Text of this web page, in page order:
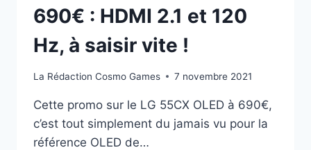
690€ : HDMI 2.1 et 120
Hz, à saisir vite !
La Rédaction Cosmo Games 7 novembre 2021
Cette promo sur le LG 55CX OLED à 690€,
c’est tout simplement du jamais vu pour la
référence OLED de…